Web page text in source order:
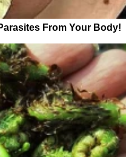
From Your Body!